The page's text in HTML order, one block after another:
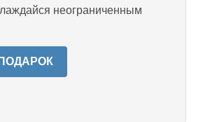
неограниченным